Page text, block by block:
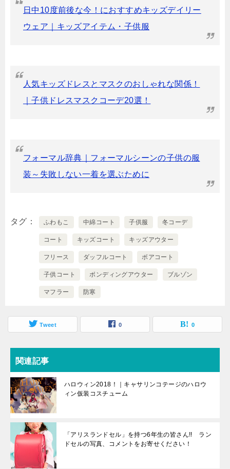
日中10度前後な今！におすすめキッズデイリー
ウェア｜キッズアイテム・子供服
人気キッズドレスとマスクのおしゃれな関係！
｜子供ドレスマスクコーデ20選！
フォーマル辞典｜フォーマルシーンの子供の服
装～失敗しない一着を選ぶために
タグ ふわもこ 中綿コート 子供服 冬コーデ
コート キッズコート キッズアウター
フリース ダッフルコート ボアコート
子供コート ボンディングアウター ブルゾン
マフラー 防寒
Tweet 0 0
関連記事
ハロウィン2018！｜キャサリンコテージのハロウ
ィン仮装コスチューム
「アリスランドセル」を持つ6年生の皆さん!! ラン
ドセルの写真、コメントをお寄せください！